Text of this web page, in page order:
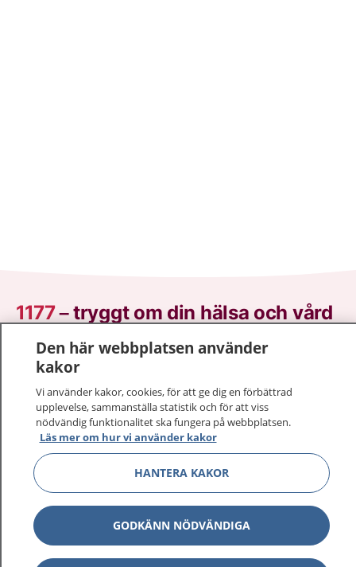
1177–tryggt om din hälsa och vård
På 1177.se får du råd om hälsa och information om
sjukdomar och vilka mottagningar du kan kontakta.
Logga in för att läsa din journal och göra dina
vårdärenden. Ring telefonnummer 1177 för
sjukvårdsrådgivning dygnet runt.
1177 ger dig råd när du vill må bättre.
Visa
Den här webbplatsen använder
kakor
Vi använder kakor, cookies, för att ge dig en förbättrad
upplevelse, sammanställa statistik och för att viss
nödvändig funktionalitet ska fungera på webbplatsen.
Läs mer om hur vi använder kakor
HANTERA KAKOR
GODKÄNN NÖDVÄNDIGA